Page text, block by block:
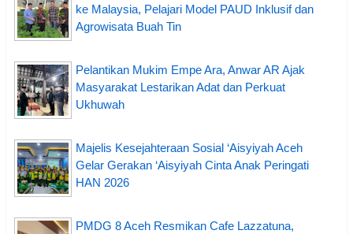
ke Malaysia, Pelajari Model PAUD Inklusif dan
Agrowisata Buah Tin
Pelantikan Mukim Empe Ara, Anwar AR Ajak
Masyarakat Lestarikan Adat dan Perkuat
Ukhuwah
Majelis Kesejahteraan Sosial ‘Aisyiyah Aceh
Gelar Gerakan ‘Aisyiyah Cinta Anak Peringati
HAN 2026
PMDG 8 Aceh Resmikan Cafe Lazzatuna,